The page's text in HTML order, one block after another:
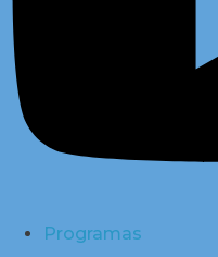
Programas